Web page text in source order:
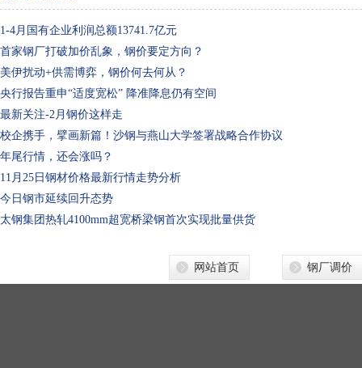
1-4月国有企业利润总额13741.7亿元
首家钢厂打破加价乱象，钢价要定方向？
美伊扰动+供需博弈，钢价何去何从？
央行报告重申“适度宽松” 降准降息仍有空间
最新关注-2月钢价这样走
校企携手，擘画新篇！沙钢与燕山大学签署战略合作协议
年尾行情，还会涨吗？
11月25日钢材价格最新行情走势分析
今日钢市延续回升态势
太钢集团热轧4100mm超宽桥梁钢首次实现批量供货
网站首页 钢厂调价